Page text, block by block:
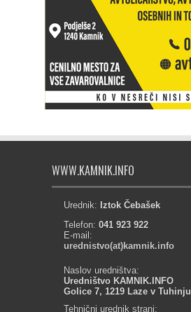
WWW.KAMNIK.INFO
Urednik: Iztok Čebašek
Telefon: 041 923 922
E-mail:
urednistvo(at)kamnik.info
Naslov uredništva:
Uredništvo KAMNIK.INFO
Golice 7, 1219 Laze v Tuhinju
Tehnični urednik strani: